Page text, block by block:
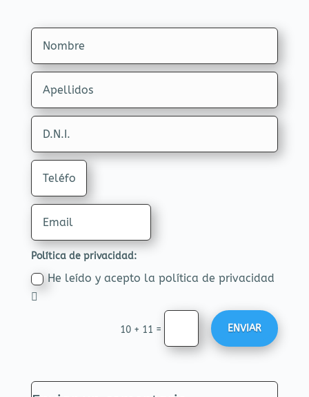
Política de privacidad:
He leído y acepto la política de privacidad
10 + 11 = ENVIAR